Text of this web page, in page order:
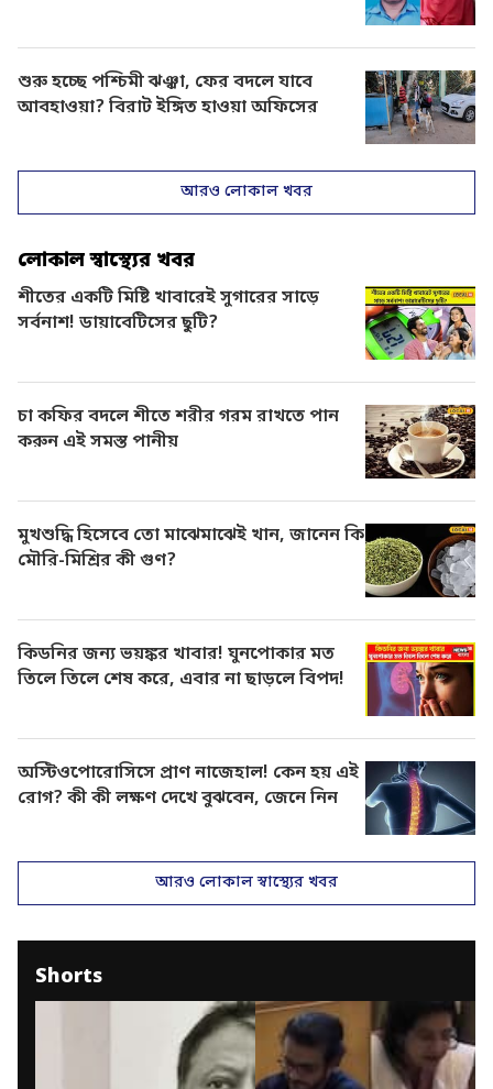
শুরু হচ্ছে পশ্চিমী ঝঞ্ঝা, ফের বদলে যাবে
আবহাওয়া? বিরাট ইঙ্গিত হাওয়া অফিসের
আরও লোকাল খবর
লোকাল স্বাস্থ্যের খবর
শীতের একটি মিষ্টি খাবারেই সুগারের সাড়ে
সর্বনাশ! ডায়াবেটিসের ছুটি?
চা কফির বদলে শীতে শরীর গরম রাখতে পান
করুন এই সমস্ত পানীয়
মুখশুদ্ধি হিসেবে তো মাঝেমাঝেই খান, জানেন কি
মৌরি-মিশ্রির কী গুণ?
কিডনির জন্য ভয়ঙ্কর খাবার! ঘুনপোকার মত
তিলে তিলে শেষ করে, এবার না ছাড়লে বিপদ!
অস্টিওপোরোসিসে প্রাণ নাজেহাল! কেন হয় এই
রোগ? কী কী লক্ষণ দেখে বুঝবেন, জেনে নিন
আরও লোকাল স্বাস্থ্যের খবর
Shorts